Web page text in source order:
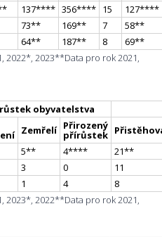
137**** 356**** 15 127****
73** 169** 7 58**
64** 187** 8 69**
2022*, 2023**Data pro rok 2021,
obyvatelstva
Zemřelí Přirozený
přírůstek
5** 4**** 21**
3 0
11
1 4
8
2023*, 2022**Data pro rok 2021,